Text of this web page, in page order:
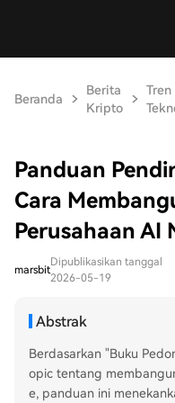
Beranda
Berita
Kripto
Tren
Panduan
Cara
Perusahaan AI
marsbit
Dipublikasikan tanggal
2026-05-19
Abstrak
Berdasarkan "Buku
opic tentang
e, panduan ini